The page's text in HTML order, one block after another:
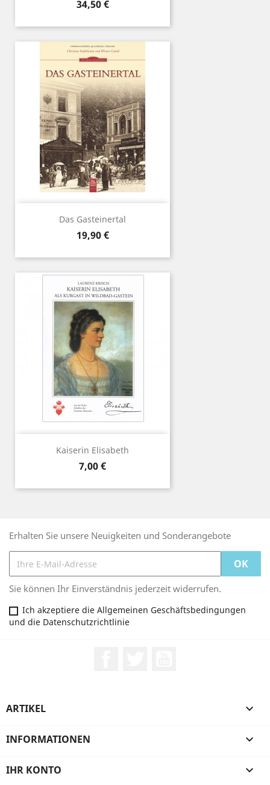
Preis
34,50 €
Das Gasteinertal
Preis
19,90 €
Kaiserin Elisabeth
Preis
7,00 €
Erhalten Sie unsere Neuigkeiten und Sonderangebote
Sie können Ihr Einverständnis jederzeit widerrufen.
Ich akzeptiere die Allgemeinen Geschäftsbedingungen
und die Datenschutzrichtlinie
ARTIKEL 
INFORMATIONEN 
IHR KONTO 